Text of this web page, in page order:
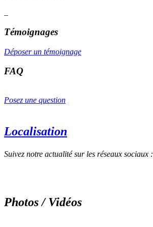
Témoignages
Déposer un témoignage
FAQ
Posez une question
Localisation
Suivez notre actualité sur les réseaux sociaux :
Photos / Vidéos